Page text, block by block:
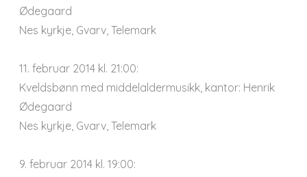
Ødegaard
Nes kyrkje, Gvarv, Telemark
11. februar 2014 kl. 21:00:
Kveldsbønn med middelaldermusikk, kantor: Henrik
Ødegaard
Nes kyrkje, Gvarv, Telemark
9. februar 2014 kl. 19:00: